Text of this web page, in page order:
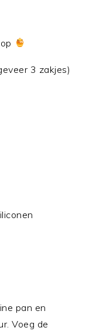
3 zakjes)
pan en
Voeg de